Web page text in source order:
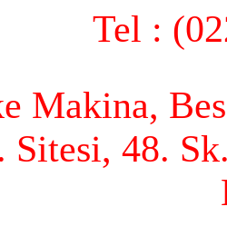
Tel :
Makina,
Sitesi, 48.